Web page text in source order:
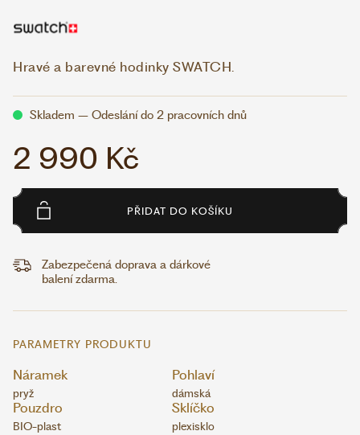
Hravé a barevné hodinky SWATCH.
Skladem – Odeslání do 2 pracovních dnů
2 990 Kč
PŘIDAT DO KOŠÍKU
Zabezpečená doprava a dárkové
balení zdarma.
PARAMETRY PRODUKTU
Náramek
pryž
Pohlaví
dámská
Pouzdro
BIO-plast
Sklíčko
plexisklo